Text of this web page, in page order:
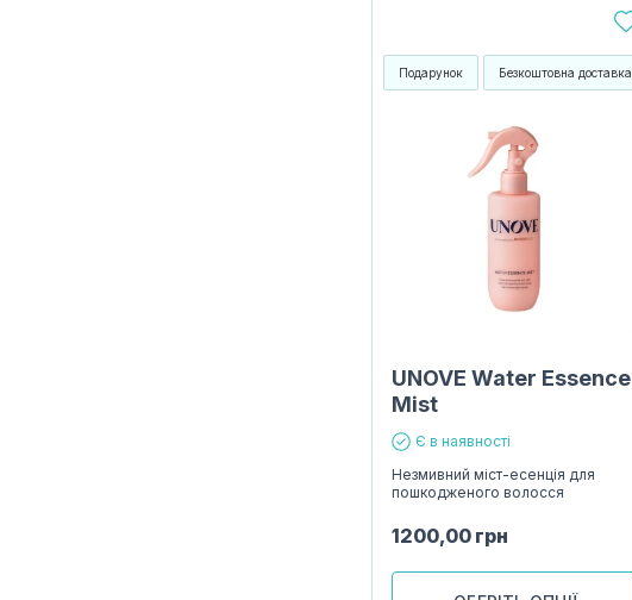
Подарунок Безкоштовна доставка
UNOVE Water Essence
Mist
Є в наявності
Незмивний міст-есенція для
пошкодженого волосся
1200,00 грн